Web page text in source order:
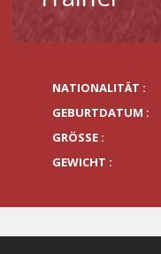
NATIONALITÄT :
GEBURTDATUM :
GRÖSSE :
GEWICHT :